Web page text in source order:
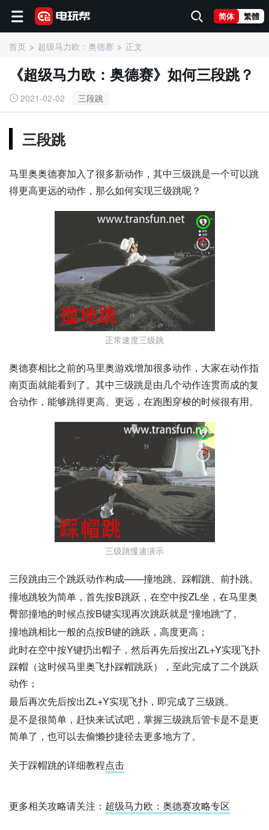
简体 繁體
首页 超级马力欧：奥德赛 正文
《超级马力欧：奥德赛》如何三段跳？
2021-02-02 三段跳
三段跳
马里奥奥德赛加入了很多新动作，其中三级跳是一个可以跳
得更高更远的动作，那么如何实现三级跳呢？
正常速度三级跳
奥德赛相比之前的马里奥游戏增加很多动作，大家在动作指
南页面就能看到了。其中三级跳是由几个动作连贯而成的复
合动作，能够跳得更高、更远，在跑图穿梭的时候很有用。
三级跳慢速演示
三段跳由三个跳跃动作构成——撞地跳、踩帽跳、前扑跳。
撞地跳较为简单，首先按B跳跃，在空中按ZL坐，在马里奥
臀部撞地的时候点按B键实现再次跳跃就是“撞地跳”了。
撞地跳相比一般的点按B键的跳跃，高度更高；
此时在空中按Y键扔出帽子，然后再先后按出ZL+Y实现飞扑
踩帽（这时候马里奥飞扑踩帽跳跃），至此完成了二个跳跃
动作；
最后再次先后按出ZL+Y实现飞扑，即完成了三级跳。
是不是很简单，赶快来试试吧，掌握三级跳后管卡是不是更
简单了，也可以去偷懒抄捷径去更多地方了。
关于踩帽跳的详细教程点击
更多相关攻略请关注： 超级马力欧：奥德赛攻略专区